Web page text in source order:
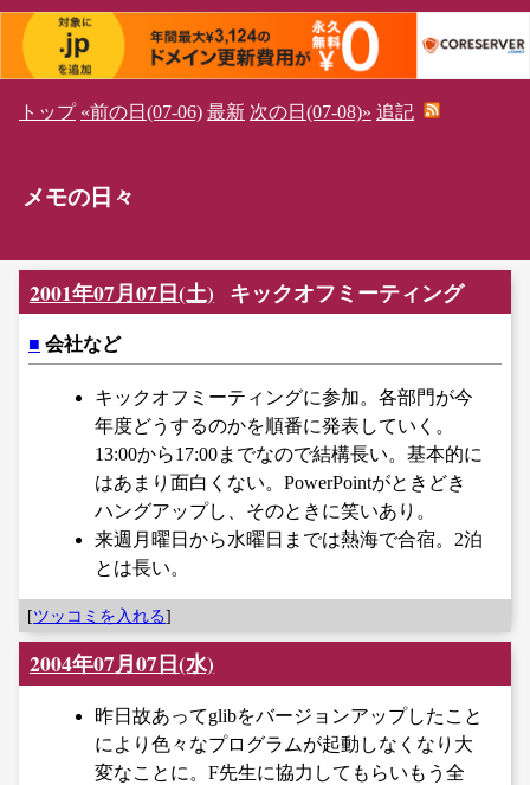
トップ «前の日(07-06) 最新 次の日(07-08)» 追記
メモの日々
2001年07月07日(土) キックオフミーティング
■ 会社など
キックオフミーティングに参加。各部門が今
年度どうするのかを順番に発表していく。
13:00から17:00までなので結構長い。基本的に
はあまり面白くない。PowerPointがときどき
ハングアップし、そのときに笑いあり。
来週月曜日から水曜日までは熱海で合宿。2泊
とは長い。
[ツッコミを入れる]
2004年07月07日(水)
昨日故あってglibをバージョンアップしたこと
により色々なプログラムが起動しなくなり大
変なことに。F先生に協力してもらいもう全